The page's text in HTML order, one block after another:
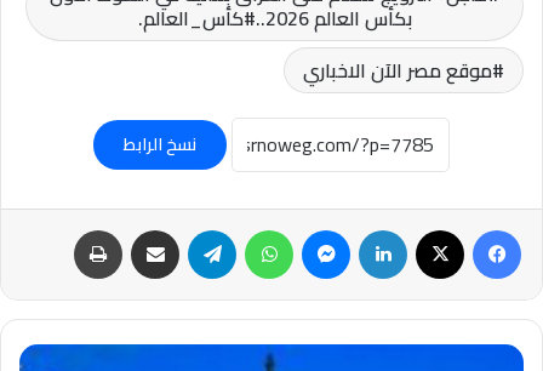
بكأس العالم 2026..#كأس_العالم.
موقع مصر الآن الاخباري
نسخ الرابط
فيسبوك لينكدإن ماسنجر واتساب تيلقرام مشاركة عبر البريد
#عاجل-